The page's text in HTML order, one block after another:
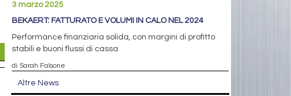
3 marzo 2025
BEKAERT: FATTURATO E VOLUMI IN CALO NEL 2024
Performance finanziaria solida, con margini di profitto
stabili e buoni flussi di cassa
di Sarah Falsone
Altre News